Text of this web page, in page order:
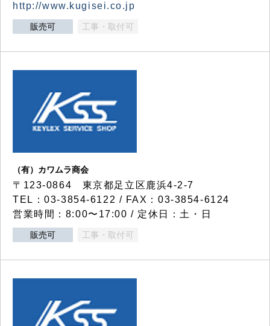
http://www.kugisei.co.jp
販売可 工事・取付可
（有）カワムラ商会
〒123-0864 東京都足立区鹿浜4-2-7
TEL：03-3854-6122 / FAX：03-3854-6124
営業時間：8:00〜17:00 / 定休日：土・日
販売可 工事・取付可